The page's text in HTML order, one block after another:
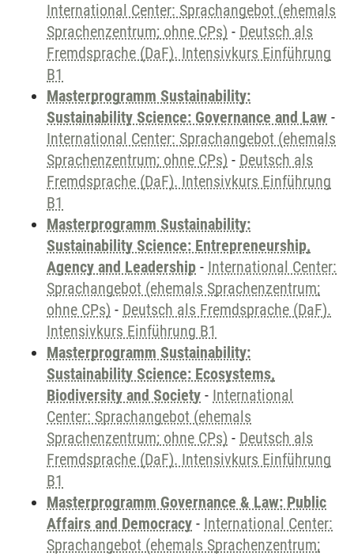
International Center: Sprachangebot (ehemals
Sprachenzentrum; ohne CPs) - Deutsch als
Fremdsprache (DaF). Intensivkurs Einführung
B1
Masterprogramm Sustainability:
Sustainability Science: Governance and Law -
International Center: Sprachangebot (ehemals
Sprachenzentrum; ohne CPs) - Deutsch als
Fremdsprache (DaF). Intensivkurs Einführung
B1
Masterprogramm Sustainability:
Sustainability Science: Entrepreneurship,
Agency and Leadership - International Center:
Sprachangebot (ehemals Sprachenzentrum;
ohne CPs) - Deutsch als Fremdsprache (DaF).
Intensivkurs Einführung B1
Masterprogramm Sustainability:
Sustainability Science: Ecosystems,
Biodiversity and Society - International
Center: Sprachangebot (ehemals
Sprachenzentrum; ohne CPs) - Deutsch als
Fremdsprache (DaF). Intensivkurs Einführung
B1
Masterprogramm Governance & Law: Public
Affairs and Democracy - International Center:
Sprachangebot (ehemals Sprachenzentrum;